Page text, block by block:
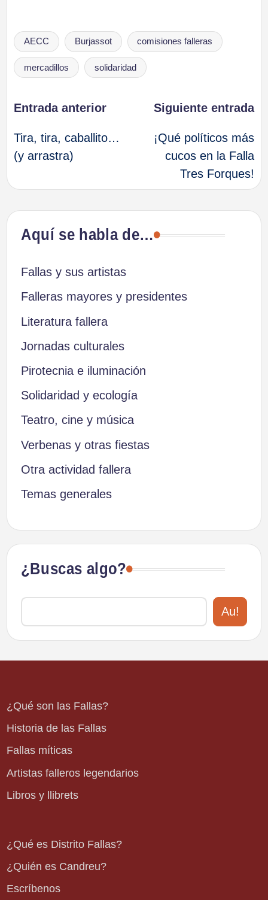
Etiquetas:
AECC Burjassot comisiones falleras
mercadillos solidaridad
Navegación
de
entradas
Entrada anterior
Tira, tira, caballito…
(y arrastra)
Siguiente entrada
¡Qué políticos más
cucos en la Falla
Tres Forques!
Aquí se habla de…
Fallas y sus artistas
Falleras mayores y presidentes
Literatura fallera
Jornadas culturales
Pirotecnia e iluminación
Solidaridad y ecología
Teatro, cine y música
Verbenas y otras fiestas
Otra actividad fallera
Temas generales
¿Buscas algo?
Au!
¿Qué son las Fallas?
Historia de las Fallas
Fallas míticas
Artistas falleros legendarios
Libros y llibrets
¿Qué es Distrito Fallas?
¿Quién es Candreu?
Escríbenos